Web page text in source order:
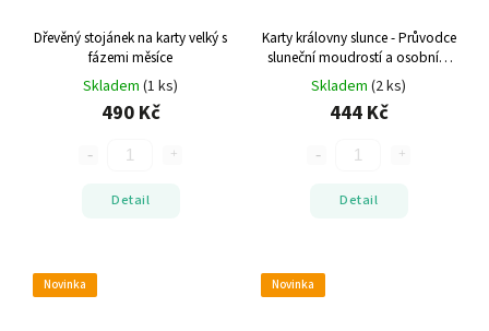
Dřevěný stojánek na karty velký s
fázemi měsíce
Skladem (1 ks)
490 Kč
Detail
Karty královny slunce - Průvodce
sluneční moudrostí a osobním
Stacey Demarco, Kniha a
44 karet
Skladem (2 ks)
444 Kč
Detail
Novinka Novinka